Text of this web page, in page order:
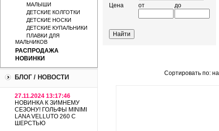
МАЛЫШИ
ДЕТСКИЕ КОЛГОТКИ
ДЕТСКИЕ НОСКИ
ДЕТСКИЕ КУПАЛЬНИКИ
ПЛАВКИ ДЛЯ
МАЛЬЧИКОВ
РАСПРОДАЖА
НОВИНКИ
БЛОГ / НОВОСТИ
27.11.2024 13:17:46
НОВИНКА К ЗИМНЕМУ
СЕЗОНУ! ГОЛЬФЫ MINIMI
LANA VELLUTO 260 С
ШЕРСТЬЮ
Цена
от до
Сортировать по: